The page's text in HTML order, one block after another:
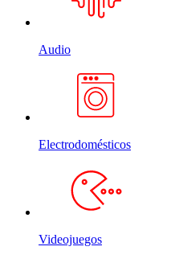
Audio
Electrodomésticos
Videojuegos